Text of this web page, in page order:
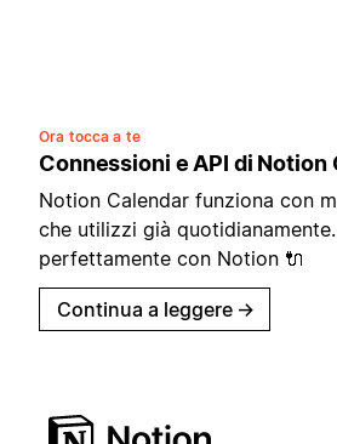
Ora tocca a te
Connessioni e API di Notion
Notion Calendar funziona con
che utilizzi già
perfettamente con Notion 🔌
Continua a leggere →